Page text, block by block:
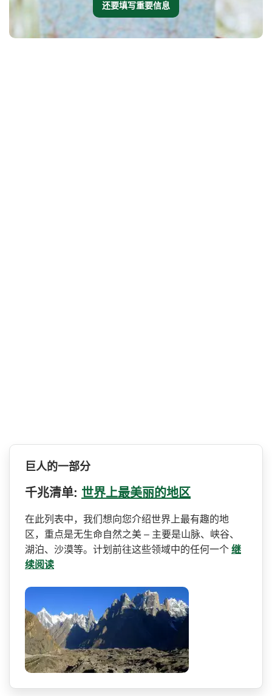
还要填写重要信息
巨人的一部分
千兆清单: 世界上最美丽的地区
在此列表中，我们想向您介绍­世界上最有趣的地
区，重点是无生命自然之美 – 主要是山脉、峡谷、
湖泊、沙­漠等。计划前往这些领域中的任何一个 继
续阅读